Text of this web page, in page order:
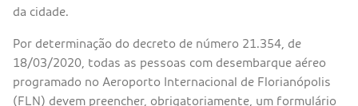
da cidade.
Por determinação do decreto de número 21.354, de
18/03/2020, todas as pessoas com desembarque aéreo
programado no Aeroporto Internacional de Florianópolis
(FLN) devem preencher, obrigatoriamente, um formulário